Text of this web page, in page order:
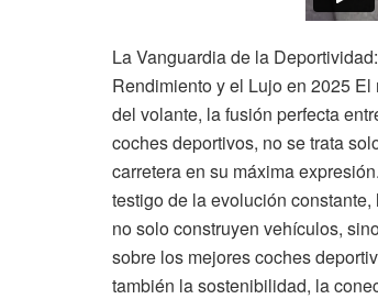
La Vanguardia de la
Rendimiento y el Lujo en 2025
del volante, la fusión perfecta
coches deportivos, no se trata
carretera en su máxima
testigo de la evolución
no solo construyen vehículos,
sobre los mejores coches
también la sostenibilidad, la